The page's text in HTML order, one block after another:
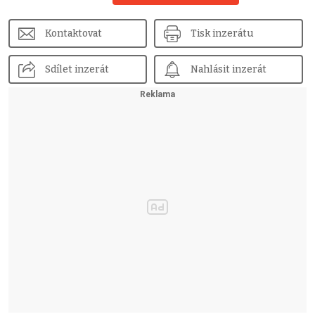
Kontaktovat Tisk inzerátu
Sdílet inzerát Nahlásit inzerát